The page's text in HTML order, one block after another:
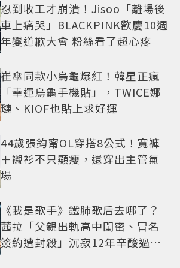
忍到收工才崩潰！Jisoo「離場後
車上痛哭」BLACKPINK歡慶10週
年變道歉大會 粉絲看了超心疼
崔傘同款小烏龜爆紅！韓星正瘋
「幸運烏龜手機貼」，TWICE娜
璉、KIOF也貼上求好運
44歲張鈞甯OL穿搭8公式！寬褲
＋襯衫不只顯瘦，還穿出主管氣
場
《我是歌手》鐵肺歌后去哪了？
茜拉「父親出軌高中閨密、冒名
簽約遭封殺」沉寂12年辛酸過往